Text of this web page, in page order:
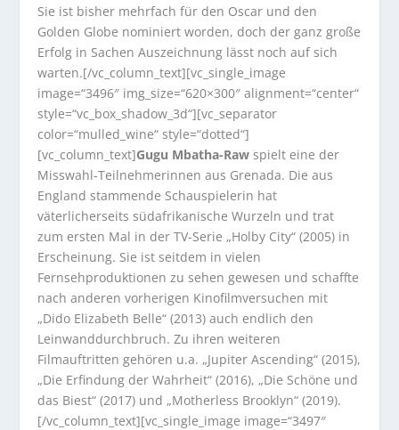
Sie ist bisher mehrfach für den Oscar und den
Golden Globe nominiert worden, doch der ganz große
Erfolg in Sachen Auszeichnung lässt noch auf sich
warten.[/vc_column_text][vc_single_image
image=“3496″ img_size=“620×300″ alignment=“center“
style=“vc_box_shadow_3d“][vc_separator
color=“mulled_wine“ style=“dotted“]
[vc_column_text]Gugu Mbatha-Raw spielt eine der
Misswahl-Teilnehmerinnen aus Grenada. Die aus
England stammende Schauspielerin hat
väterlicherseits südafrikanische Wurzeln und trat
zum ersten Mal in der TV-Serie „Holby City“ (2005) in
Erscheinung. Sie ist seitdem in vielen
Fernsehproduktionen zu sehen gewesen und schaffte
nach anderen vorherigen Kinofilmversuchen mit
„Dido Elizabeth Belle“ (2013) auch endlich den
Leinwanddurchbruch. Zu ihren weiteren
Filmauftritten gehören u.a. „Jupiter Ascending“ (2015),
„Die Erfindung der Wahrheit“ (2016), „Die Schöne und
das Biest“ (2017) und „Motherless Brooklyn“ (2019).
[/vc_column_text][vc_single_image image=“3497″